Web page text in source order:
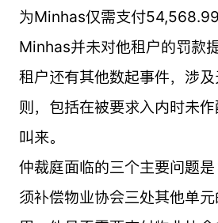
为Minhas仅需支付54,568.99
Minhas并未对他租户的罚款提
租户还有其他数起事件，涉
则，包括在被要求入内时未
叫来。
仲裁庭面临的三个主要问题
须补偿物业协会三处其他单